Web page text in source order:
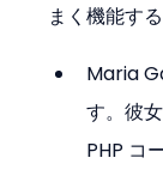
まく機能す
Maria
す。彼
PHP コ